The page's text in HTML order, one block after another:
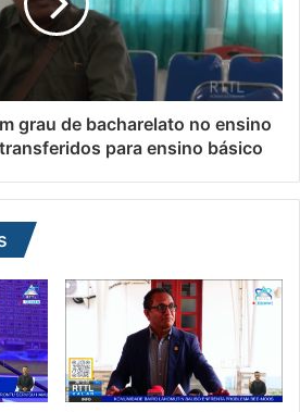
grau de bacharelato no ensino
para ensino básico